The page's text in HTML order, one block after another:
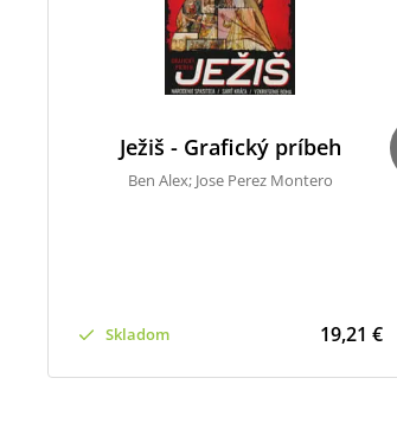
Ježiš - Grafický príbeh
Ben Alex; Jose Perez Montero
Skladom 19,21 €